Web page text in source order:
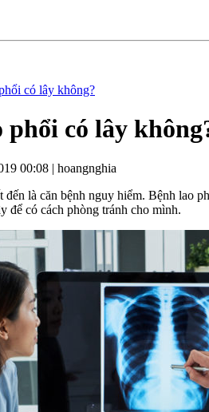
có lây không?
phổi có lây
00:08 | hoangnghia
là căn bệnh nguy hiểm. Bệnh lao
để có cách phòng tránh cho mình.